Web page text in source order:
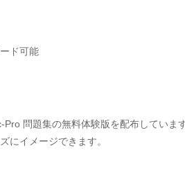
ド可能
問題集の無料体験版を配布していま
にイメージできます。